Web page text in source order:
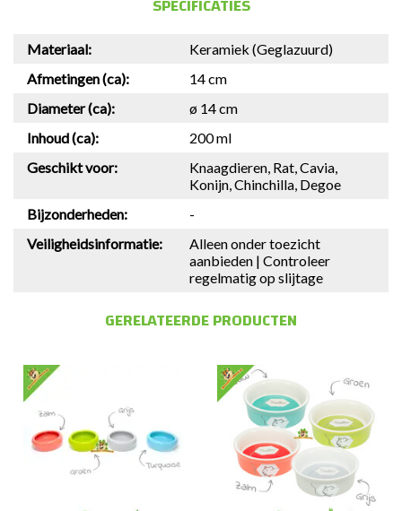
SPECIFICATIES
Materiaal:
Keramiek (Geglazuurd)
Afmetingen (ca):
14 cm
Diameter (ca):
ø 14 cm
Inhoud (ca):
200 ml
Geschikt voor:
Knaagdieren, Rat, Cavia,
Konijn, Chinchilla, Degoe
Bijzonderheden:
-
Veiligheidsinformatie:
Alleen onder toezicht
aanbieden | Controleer
regelmatig op slijtage
GERELATEERDE PRODUCTEN